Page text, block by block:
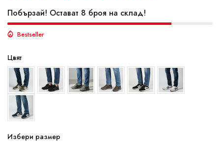
Побързай! Остават 8 броя на склад!
Bestseller
Цвят
Избери размер